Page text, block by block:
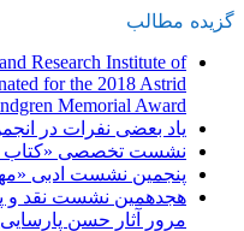
گزیده مطالب
Research Institute of
for the 2018 Astrid
Memorial Award
یاد بعضی نفرات در
نشست تخصصی «کتاب
پنجمین نشست ادبی
هجدهمین نشست نقد و
مرور آثار حسن